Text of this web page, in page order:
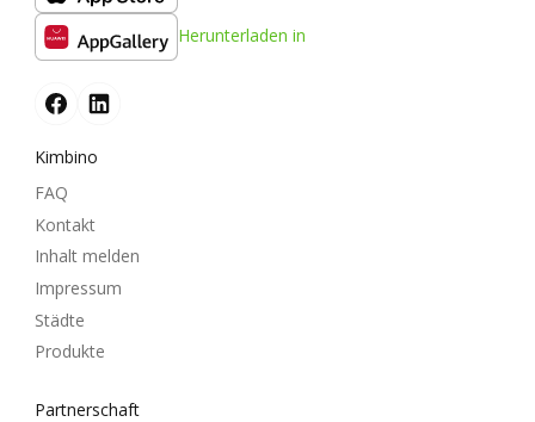
Herunterladen in
Kimbino
FAQ
Kontakt
Inhalt melden
Impressum
Städte
Produkte
Partnerschaft